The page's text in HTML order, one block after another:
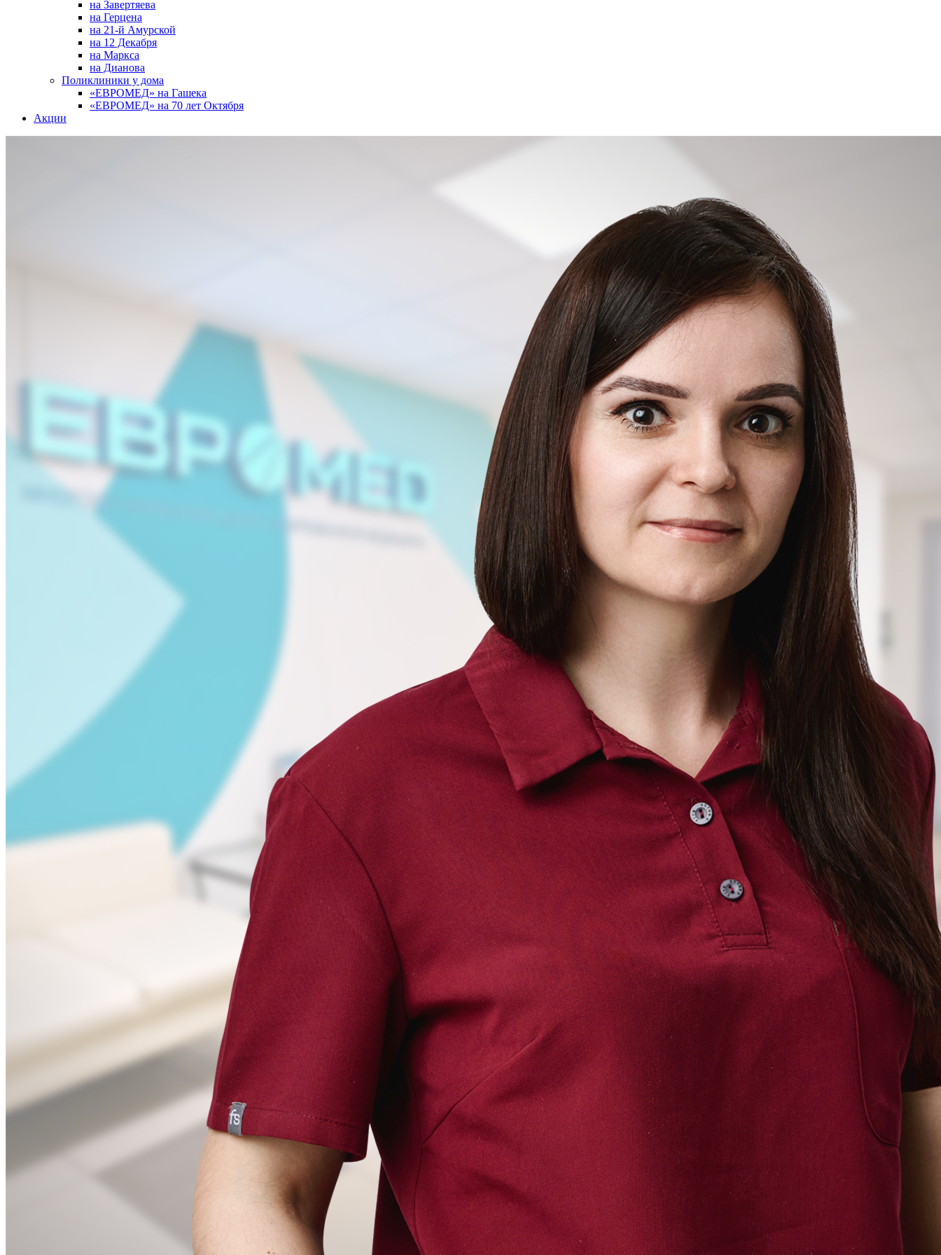
на Завертяева
на Герцена
на 21-й Амурской
на 12 Декабря
на Маркса
на Дианова
Поликлиники у дома
«ЕВРОМЕД» на Гашека
«ЕВРОМЕД» на 70 лет Октября
Акции